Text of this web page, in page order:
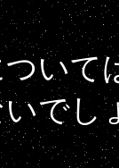
いて
でし